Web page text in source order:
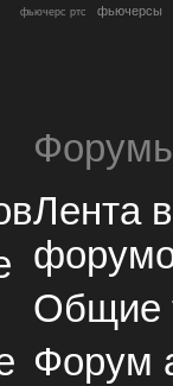
фьючерс ртс фьючерсы
Лента
Общие
Форум